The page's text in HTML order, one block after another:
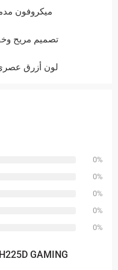
ميكروفون
تصميم مريح
لون أزرق
0%
0%
0%
0%
0%
GAMING